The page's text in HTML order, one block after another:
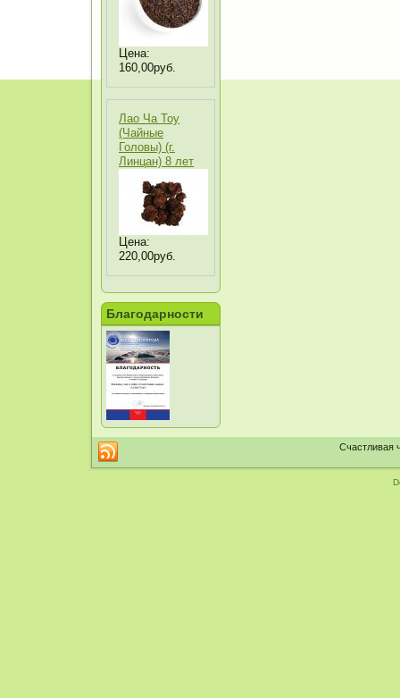
Цена:
160,00руб.
Лао Ча Тоу
(Чайные
Головы) (г.
Линцан) 8 лет
Цена:
220,00руб.
Благодарности
Счастливая